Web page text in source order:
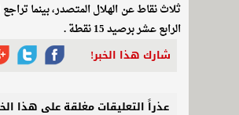
ثلاث نقاط عن الهلال المتصدر، بينما تراجع
الرابع عشر برصيد 15 نقطة .
شارك هذا الخبر!
عذراً التعليقات مغلقة على هذا